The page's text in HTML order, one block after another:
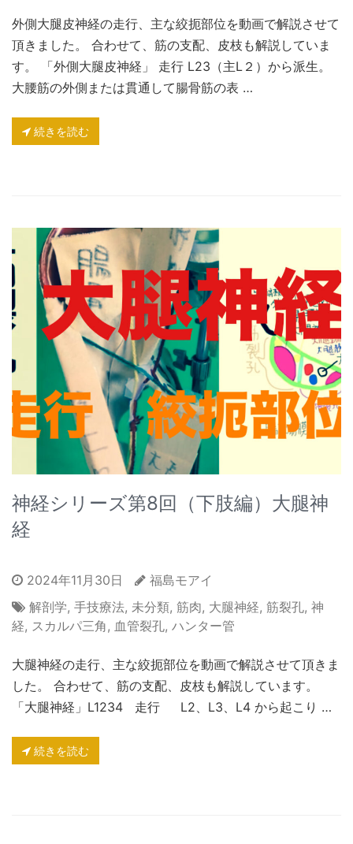
外側大腿皮神経の走行、主な絞扼部位を動画で解説させて
頂きました。 合わせて、筋の支配、皮枝も解説していま
す。 「外側大腿皮神経」 走行 L23（主L２）から派生。
大腰筋の外側または貫通して腸骨筋の表 …
続きを読む
神経シリーズ第8回（下肢編）大腿神
経
2024年11月30日
福島モアイ
解剖学, 手技療法, 未分類, 筋肉, 大腿神経, 筋裂孔, 神
経, スカルパ三角, 血管裂孔, ハンター管
大腿神経の走行、主な絞扼部位を動画で解説させて頂きま
した。 合わせて、筋の支配、皮枝も解説しています。
「大腿神経」L1234 走行 L2、L3、L4 から起こり …
続きを読む